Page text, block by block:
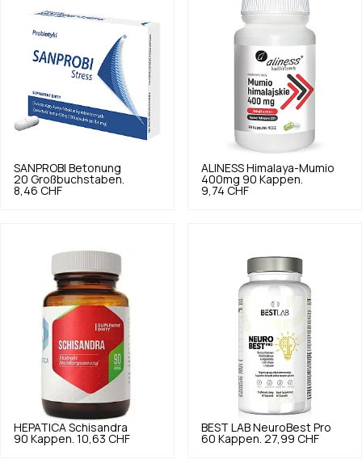
SANPROBI Betonung
20 Großbuchstaben.
8,46 CHF
ALINESS Himalaya-Mumio
400mg 90 Kappen.
9,74 CHF
HEPATICA Schisandra
90 Kappen. 10,63 CHF
BEST LAB NeuroBest Pro
60 Kappen. 27,99 CHF